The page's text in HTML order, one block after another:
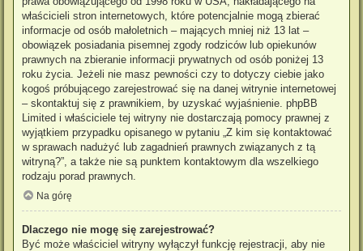
właścicieli stron internetowych, które potencjalnie mogą zbierać
informacje od osób małoletnich – mających mniej niż 13 lat –
obowiązek posiadania pisemnej zgody rodziców lub opiekunów
prawnych na zbieranie informacji prywatnych od osób poniżej 13
roku życia. Jeżeli nie masz pewności czy to dotyczy ciebie jako
kogoś próbującego zarejestrować się na danej witrynie internetowej
– skontaktuj się z prawnikiem, by uzyskać wyjaśnienie. phpBB
Limited i właściciele tej witryny nie dostarczają pomocy prawnej z
wyjątkiem przypadku opisanego w pytaniu „Z kim się kontaktować
w sprawach nadużyć lub zagadnień prawnych związanych z tą
witryną?”, a także nie są punktem kontaktowym dla wszelkiego
rodzaju porad prawnych.
Na górę
Dlaczego nie mogę się zarejestrować?
Być może właściciel witryny wyłączył funkcję rejestracji, aby nie